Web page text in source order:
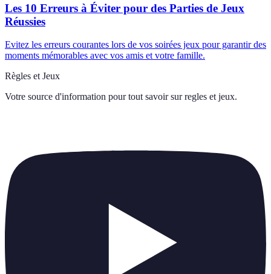
Les 10 Erreurs à Éviter pour des Parties de Jeux
Réussies
Evitez les erreurs courantes lors de vos soirées jeux pour garantir des
moments mémorables avec vos amis et votre famille.
Règles et Jeux
Votre source d'information pour tout savoir sur regles et jeux.